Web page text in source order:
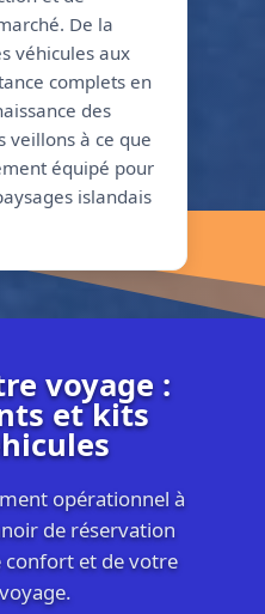
De la
véhicules aux
complets en
des
veillons à ce que
équipé pour
islandais
voyage :
et kits
opérationnel à
de réservation
et de votre